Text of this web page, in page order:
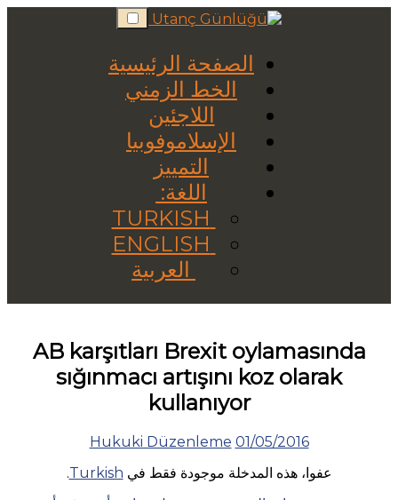
Skip
to
الصفحة الرئيسية
الخط الزمني
اللاجئين
الإسلاموفوبيا
التمييز
اللغة:
العربية
AB karşıtları Brexit oylamasında
sığınmacı artışını koz olarak
kullanıyor
01/05/2016
Hukuki Düzenleme
عفوا، هذه المدخلة موجودة فقط في Turkish
.